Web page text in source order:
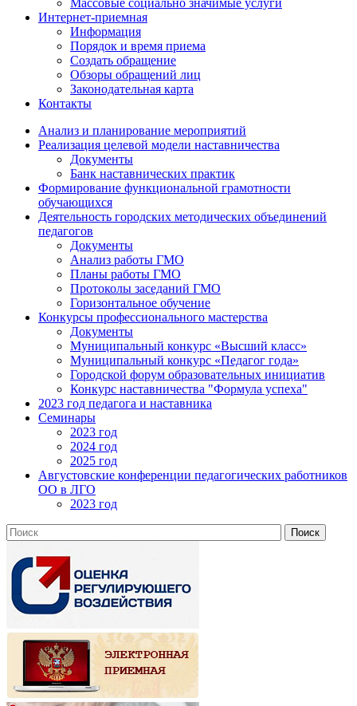
Массовые социально значимые услуги
Интернет-приемная
Информация
Порядок и время приема
Создать обращение
Обзоры обращений лиц
Законодательная карта
Контакты
Анализ и планирование мероприятий
Реализация целевой модели наставничества
Документы
Банк наставнических практик
Формирование функциональной грамотности
обучающихся
Деятельность городских методических объединений
педагогов
Документы
Анализ работы ГМО
Планы работы ГМО
Протоколы заседаний ГМО
Горизонтальное обучение
Конкурсы профессионального мастерства
Документы
Муниципальный конкурс «Высший класс»
Муниципальный конкурс «Педагог года»
Городской форум образовательных инициатив
Конкурс наставничества "Формула успеха"
2023 год педагога и наставника
Семинары
2023 год
2024 год
2025 год
Августовские конференции педагогических работников
ОО в ЛГО
2023 год